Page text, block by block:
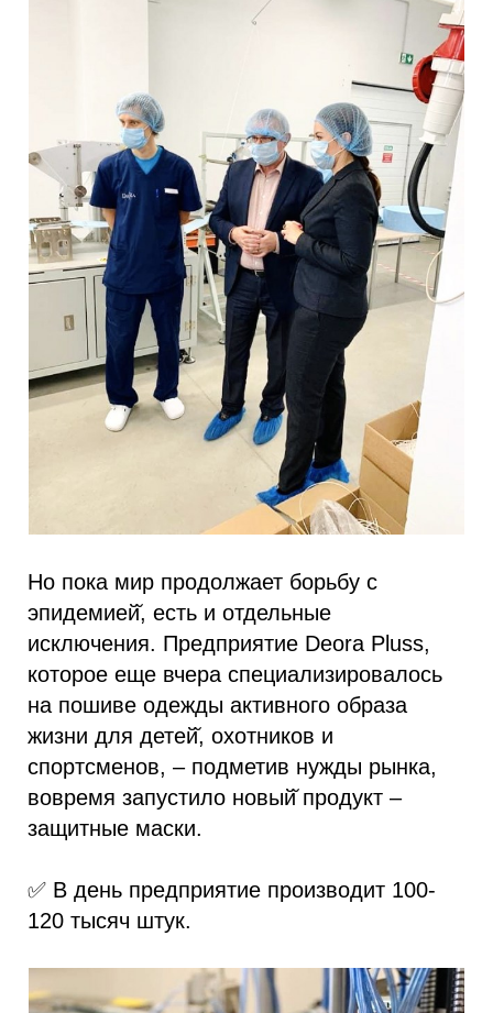
Но пока мир продолжает борьбу с
эпидемией̆, есть и отдельные
исключения. Предприятие Deora Pluss,
которое еще вчера специализировалось
на пошиве одежды активного образа
жизни для детей̆, охотников и
спортсменов, – подметив нужды рынка,
вовремя запустило новый̆ продукт –
защитные маски.
✅ В день предприятие производит 100-
120 тысяч штук.